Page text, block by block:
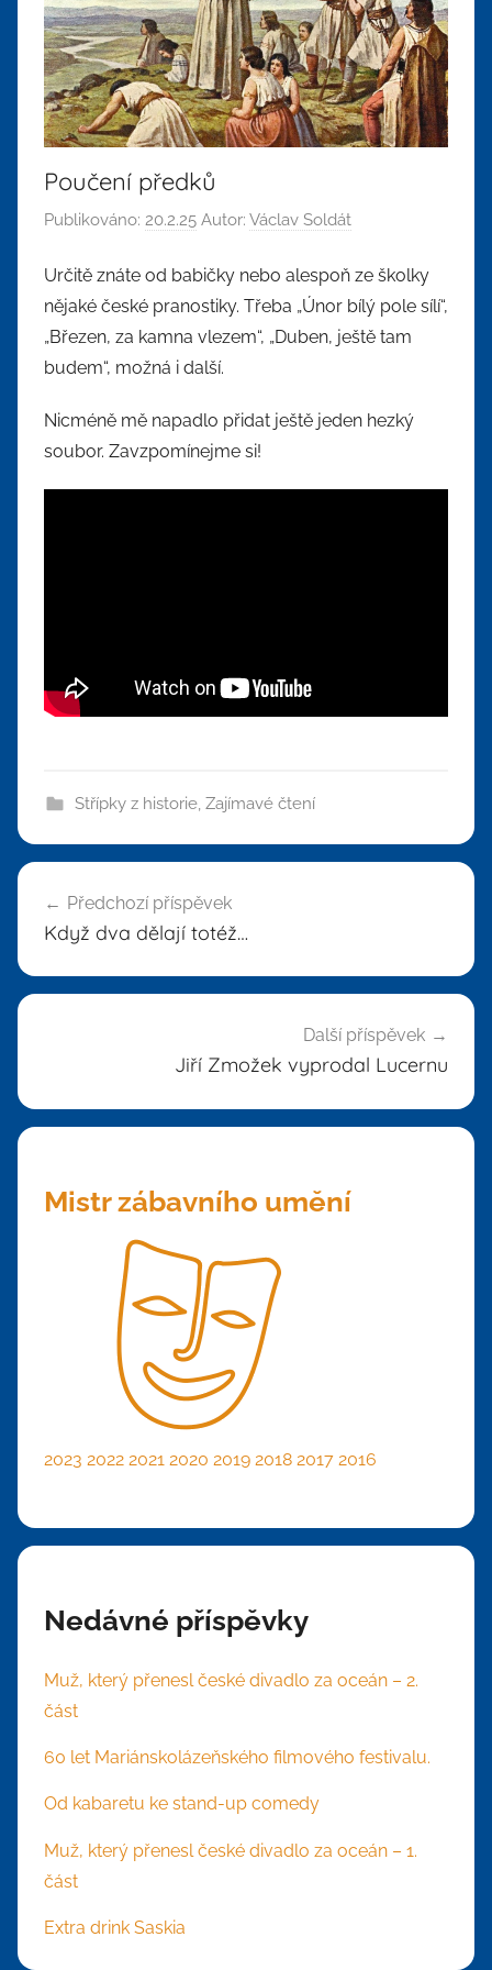
Poučení předků
Publikováno: 20.2.25 Autor: Václav Soldát
Určitě znáte od babičky nebo alespoň ze školky
nějaké české pranostiky. Třeba „Únor bílý pole sílí“,
„Březen, za kamna vlezem“, „Duben, ještě tam
budem“, možná i další.
Nicméně mě napadlo přidat ještě jeden hezký
soubor. Zavzpomínejme si!
Střípky z historie, Zajímavé čtení
Navigace
pro
příspěvek
Předchozí příspěvek
Když dva dělají totéž…
Další příspěvek
Jiří Zmožek vyprodal Lucernu
Mistr zábavního umění
2023 2022 2021 2020 2019 2018 2017 2016
Nedávné příspěvky
Muž, který přenesl české divadlo za oceán – 2.
část
60 let Mariánskolázeňského filmového festivalu.
Od kabaretu ke stand-up comedy
Muž, který přenesl české divadlo za oceán – 1.
část
Extra drink Saskia